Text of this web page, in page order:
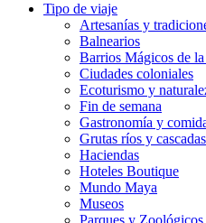
Tipo de viaje
Artesanías y
Balnearios
Barrios Mágicos de
Ciudades coloniales
Ecoturismo y
Fin de semana
Gastronomía y
Grutas ríos y cascadas
Haciendas
Hoteles Boutique
Mundo Maya
Museos
Parques y Zoológicos